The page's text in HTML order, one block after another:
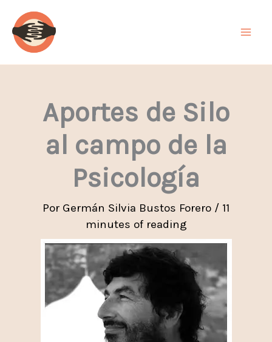
contenido
Aportes de Silo
al campo de la
Psicología
Por Germán Silvia Bustos Forero / 11
minutes of reading